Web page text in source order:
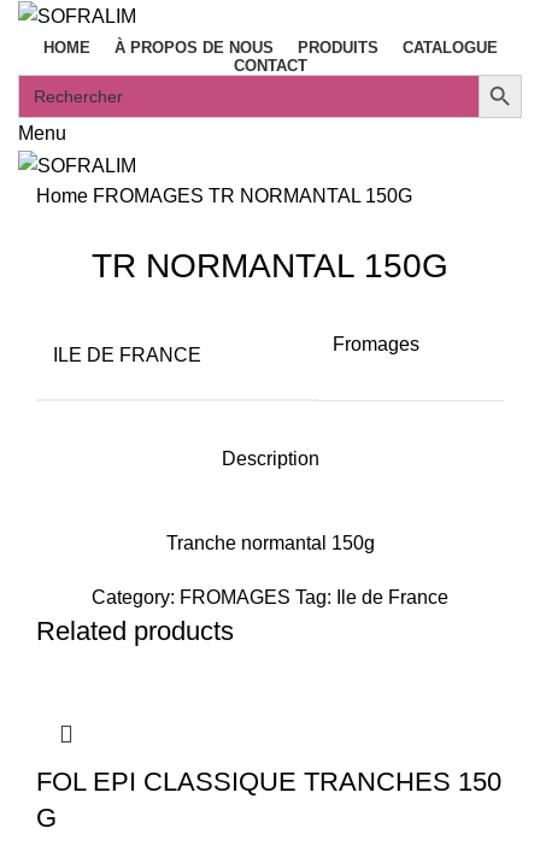
HOME À PROPOS DE NOUS PRODUITS
CATALOGUE
CONTACT
Search
for:
SEARCH
Menu
Home FROMAGES TR NORMANTAL 150G
TR NORMANTAL 150G
ILE DE FRANCE
Fromages
Description
Tranche normantal 150g
Category: FROMAGES Tag: Ile de France
Related products
FOL EPI CLASSIQUE TRANCHES 150
G